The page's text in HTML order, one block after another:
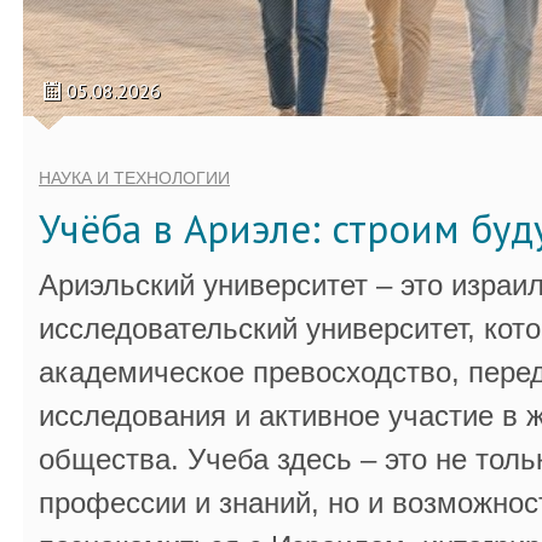
05.08.2026
НАУКА И ТЕХНОЛОГИИ
Учёба в Ариэле: строим
Ариэльский университет – это
исследовательский университет,
академическое превосходство,
исследования и активное участие в
общества. Учеба здесь – это не
профессии и знаний, но и